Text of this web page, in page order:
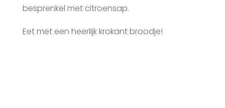
besprenkel met citroensap.
Eet met een heerlijk krokant broodje!